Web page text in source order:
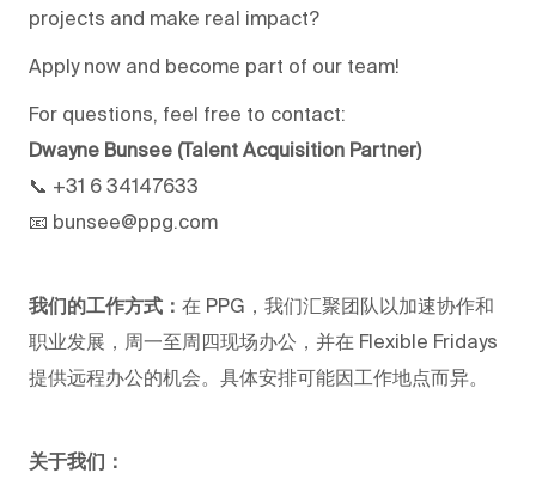
projects and make real impact?
Apply now and become part of our team!
For questions, feel free to contact:
Dwayne Bunsee (Talent Acquisition Partner)
📞 +31 6 34147633
📧 bunsee@ppg.com
我们的工作方式： 在 PPG，我们汇聚团队以加速协作和
职业发展，周一至周四现场办公，并在 Flexible Fridays
提供远程办公的机会。具体安排可能因工作地点而异。
关于我们：